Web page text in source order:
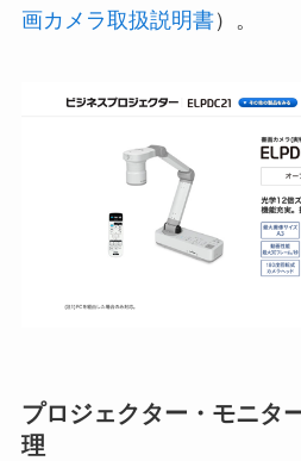
画カメラ取扱説明書）。
プロジェクター・モニタ
理